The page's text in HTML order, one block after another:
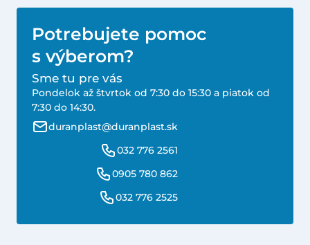
Potrebujete pomoc
s výberom?
Sme tu pre vás
Pondelok až štvrtok od 7:30 do 15:30 a piatok od
7:30 do 14:30.
duranplast@duranplast.sk
032 776 2561
0905 780 862
032 776 2525